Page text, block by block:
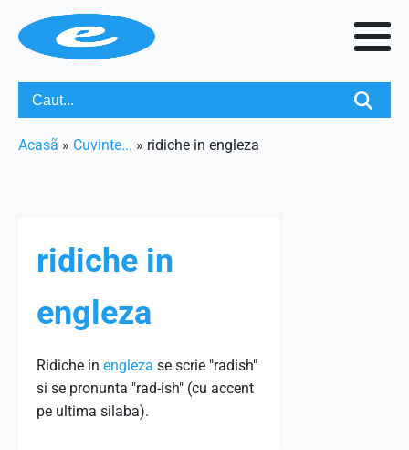
Acasã » Cuvinte... » ridiche in engleza
ridiche in
engleza
Ridiche in engleza se scrie "radish"
si se pronunta "rad-ish" (cu accent
pe ultima silaba).